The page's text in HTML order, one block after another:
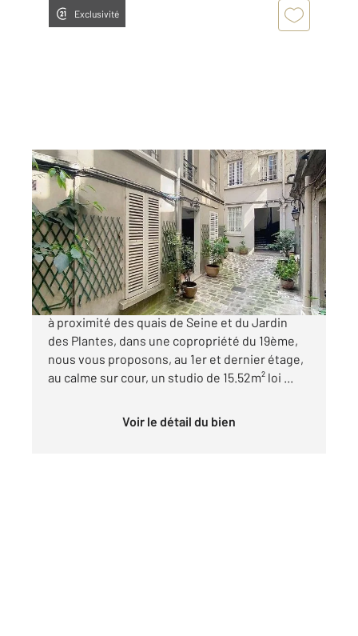
Exclusivité
PARIS 75005
15,52 m , 1 pièce
Ref : 28247
Appartement Studio à vendre
180 000 €
Quartier Saint-Victor, rue du Cardinal Lemoine,
à proximité des quais de Seine et du Jardin
des Plantes, dans une copropriété du 19ème,
nous vous proposons, au 1er et dernier étage,
au calme sur cour, un studio de 15.52m² loi ...
Voir le détail du bien